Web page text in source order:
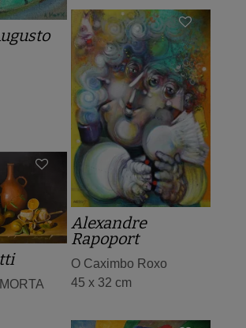
Alexandre
Rapoport
O Caximbo Roxo
45 x 32 cm